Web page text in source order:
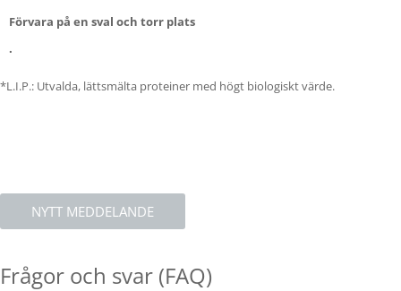
Förvara på en sval och torr plats
.
*L.I.P.: Utvalda, lättsmälta proteiner med högt biologiskt värde.
NYTT MEDDELANDE
Frågor och svar (FAQ)